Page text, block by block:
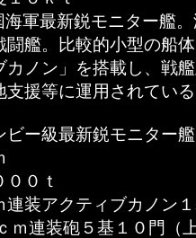
海軍最新鋭モニター艦
闘艦。比較的小型の船
カノン」を搭載し、戦
支援等に運用されてい
ビー級最新鋭モニター
０ｔ
連装アクティブカノン
連装砲５基１０門（